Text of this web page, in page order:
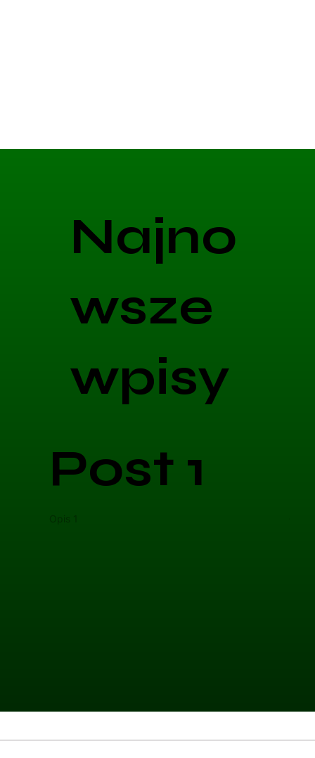
Najno
wsze
wpisy
Post 1
Opis 1